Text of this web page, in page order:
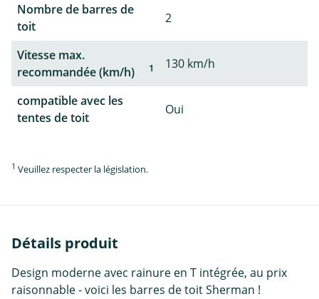
Nombre de barres de
toit
2
Vitesse max.
recommandée (km/h)
1 130 km/h
compatible avec les
tentes de toit
Oui
1 Veuillez respecter la législation.
Détails produit
Design moderne avec rainure en T intégrée, au prix
raisonnable - voici les barres de toit Sherman !